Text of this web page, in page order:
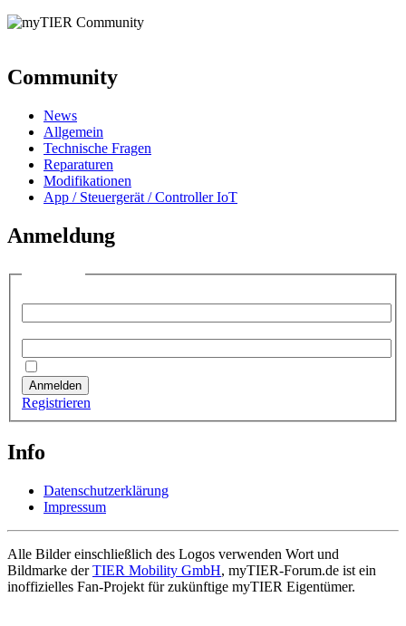
Community
News
Allgemein
Technische Fragen
Reparaturen
Modifikationen
App / Steuergerät / Controller IoT
Anmeldung
Anmelden
Registrieren
Info
Datenschutzerklärung
Impressum
Alle Bilder einschließlich des Logos verwenden Wort und
Bildmarke derTIER Mobility GmbH, myTIER-Forum.de ist ein
inoffizielles Fan-Projekt für zukünftige myTIER Eigentümer.